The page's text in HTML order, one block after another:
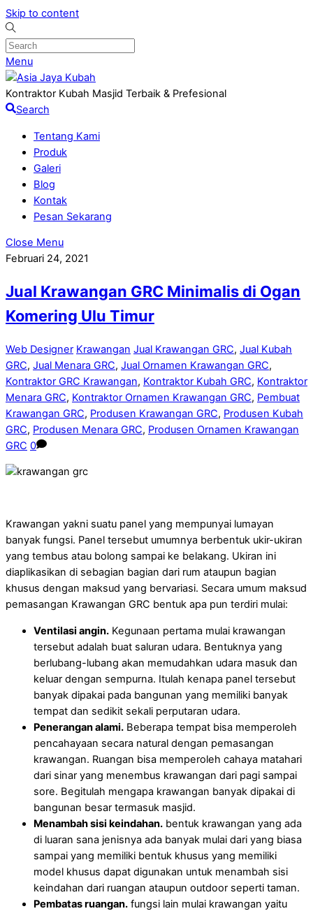
Skip to content
Menu
Kontraktor Kubah Masjid Terbaik & Prefesional
Search
Tentang Kami
Produk
Galeri
Blog
Kontak
Pesan Sekarang
Close Menu
Februari 24, 2021
Jual Krawangan GRC Minimalis di Ogan
Komering Ulu Timur
Web Designer Krawangan Jual Krawangan GRC, Jual Kubah
GRC, Jual Menara GRC, Jual Ornamen Krawangan GRC,
Kontraktor GRC Krawangan, Kontraktor Kubah GRC, Kontraktor
Menara GRC, Kontraktor Ornamen Krawangan GRC, Pembuat
Krawangan GRC, Produsen Krawangan GRC, Produsen Kubah
GRC, Produsen Menara GRC, Produsen Ornamen Krawangan
GRC 0
Krawangan yakni suatu panel yang mempunyai lumayan
banyak fungsi. Panel tersebut umumnya berbentuk ukir-ukiran
yang tembus atau bolong sampai ke belakang. Ukiran ini
diaplikasikan di sebagian bagian dari rum ataupun bagian
khusus dengan maksud yang bervariasi. Secara umum maksud
pemasangan Krawangan GRC bentuk apa pun terdiri mulai:
Ventilasi angin. Kegunaan pertama mulai krawangan
tersebut adalah buat saluran udara. Bentuknya yang
berlubang-lubang akan memudahkan udara masuk dan
keluar dengan sempurna. Itulah kenapa panel tersebut
banyak dipakai pada bangunan yang memiliki banyak
tempat dan sedikit sekali perputaran udara.
Penerangan alami. Beberapa tempat bisa memperoleh
pencahayaan secara natural dengan pemasangan
krawangan. Ruangan bisa memperoleh cahaya matahari
dari sinar yang menembus krawangan dari pagi sampai
sore. Begitulah mengapa krawangan banyak dipakai di
bangunan besar termasuk masjid.
Menambah sisi keindahan. bentuk krawangan yang ada
di luaran sana jenisnya ada banyak mulai dari yang biasa
sampai yang memiliki bentuk khusus yang memiliki
model khusus dapat digunakan untuk menambah sisi
keindahan dari ruangan ataupun outdoor seperti taman.
Pembatas ruangan. fungsi lain mulai krawangan yaitu